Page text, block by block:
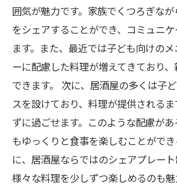
囲気が魅力です。家族でくつろぎな
をシェアすることができ、コミュニ
ます。また、最近では子ども向けの
ーに配慮した料理が増えてきており
できます。 次に、居酒屋の多くは子
スを設けており、料理が提供される
ずに過ごせます。このような配慮が
もゆっくりと食事を楽しむことがで
に、居酒屋ならではのシェアプレート
様々な料理を少しずつ楽しめるのも